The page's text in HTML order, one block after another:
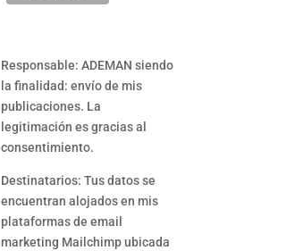
Responsable: ADEMAN siendo
la finalidad: envío de mis
publicaciones. La
legitimación es gracias al
consentimiento.
Destinatarios: Tus datos se
encuentran alojados en mis
plataformas de email
marketing Mailchimp ubicada